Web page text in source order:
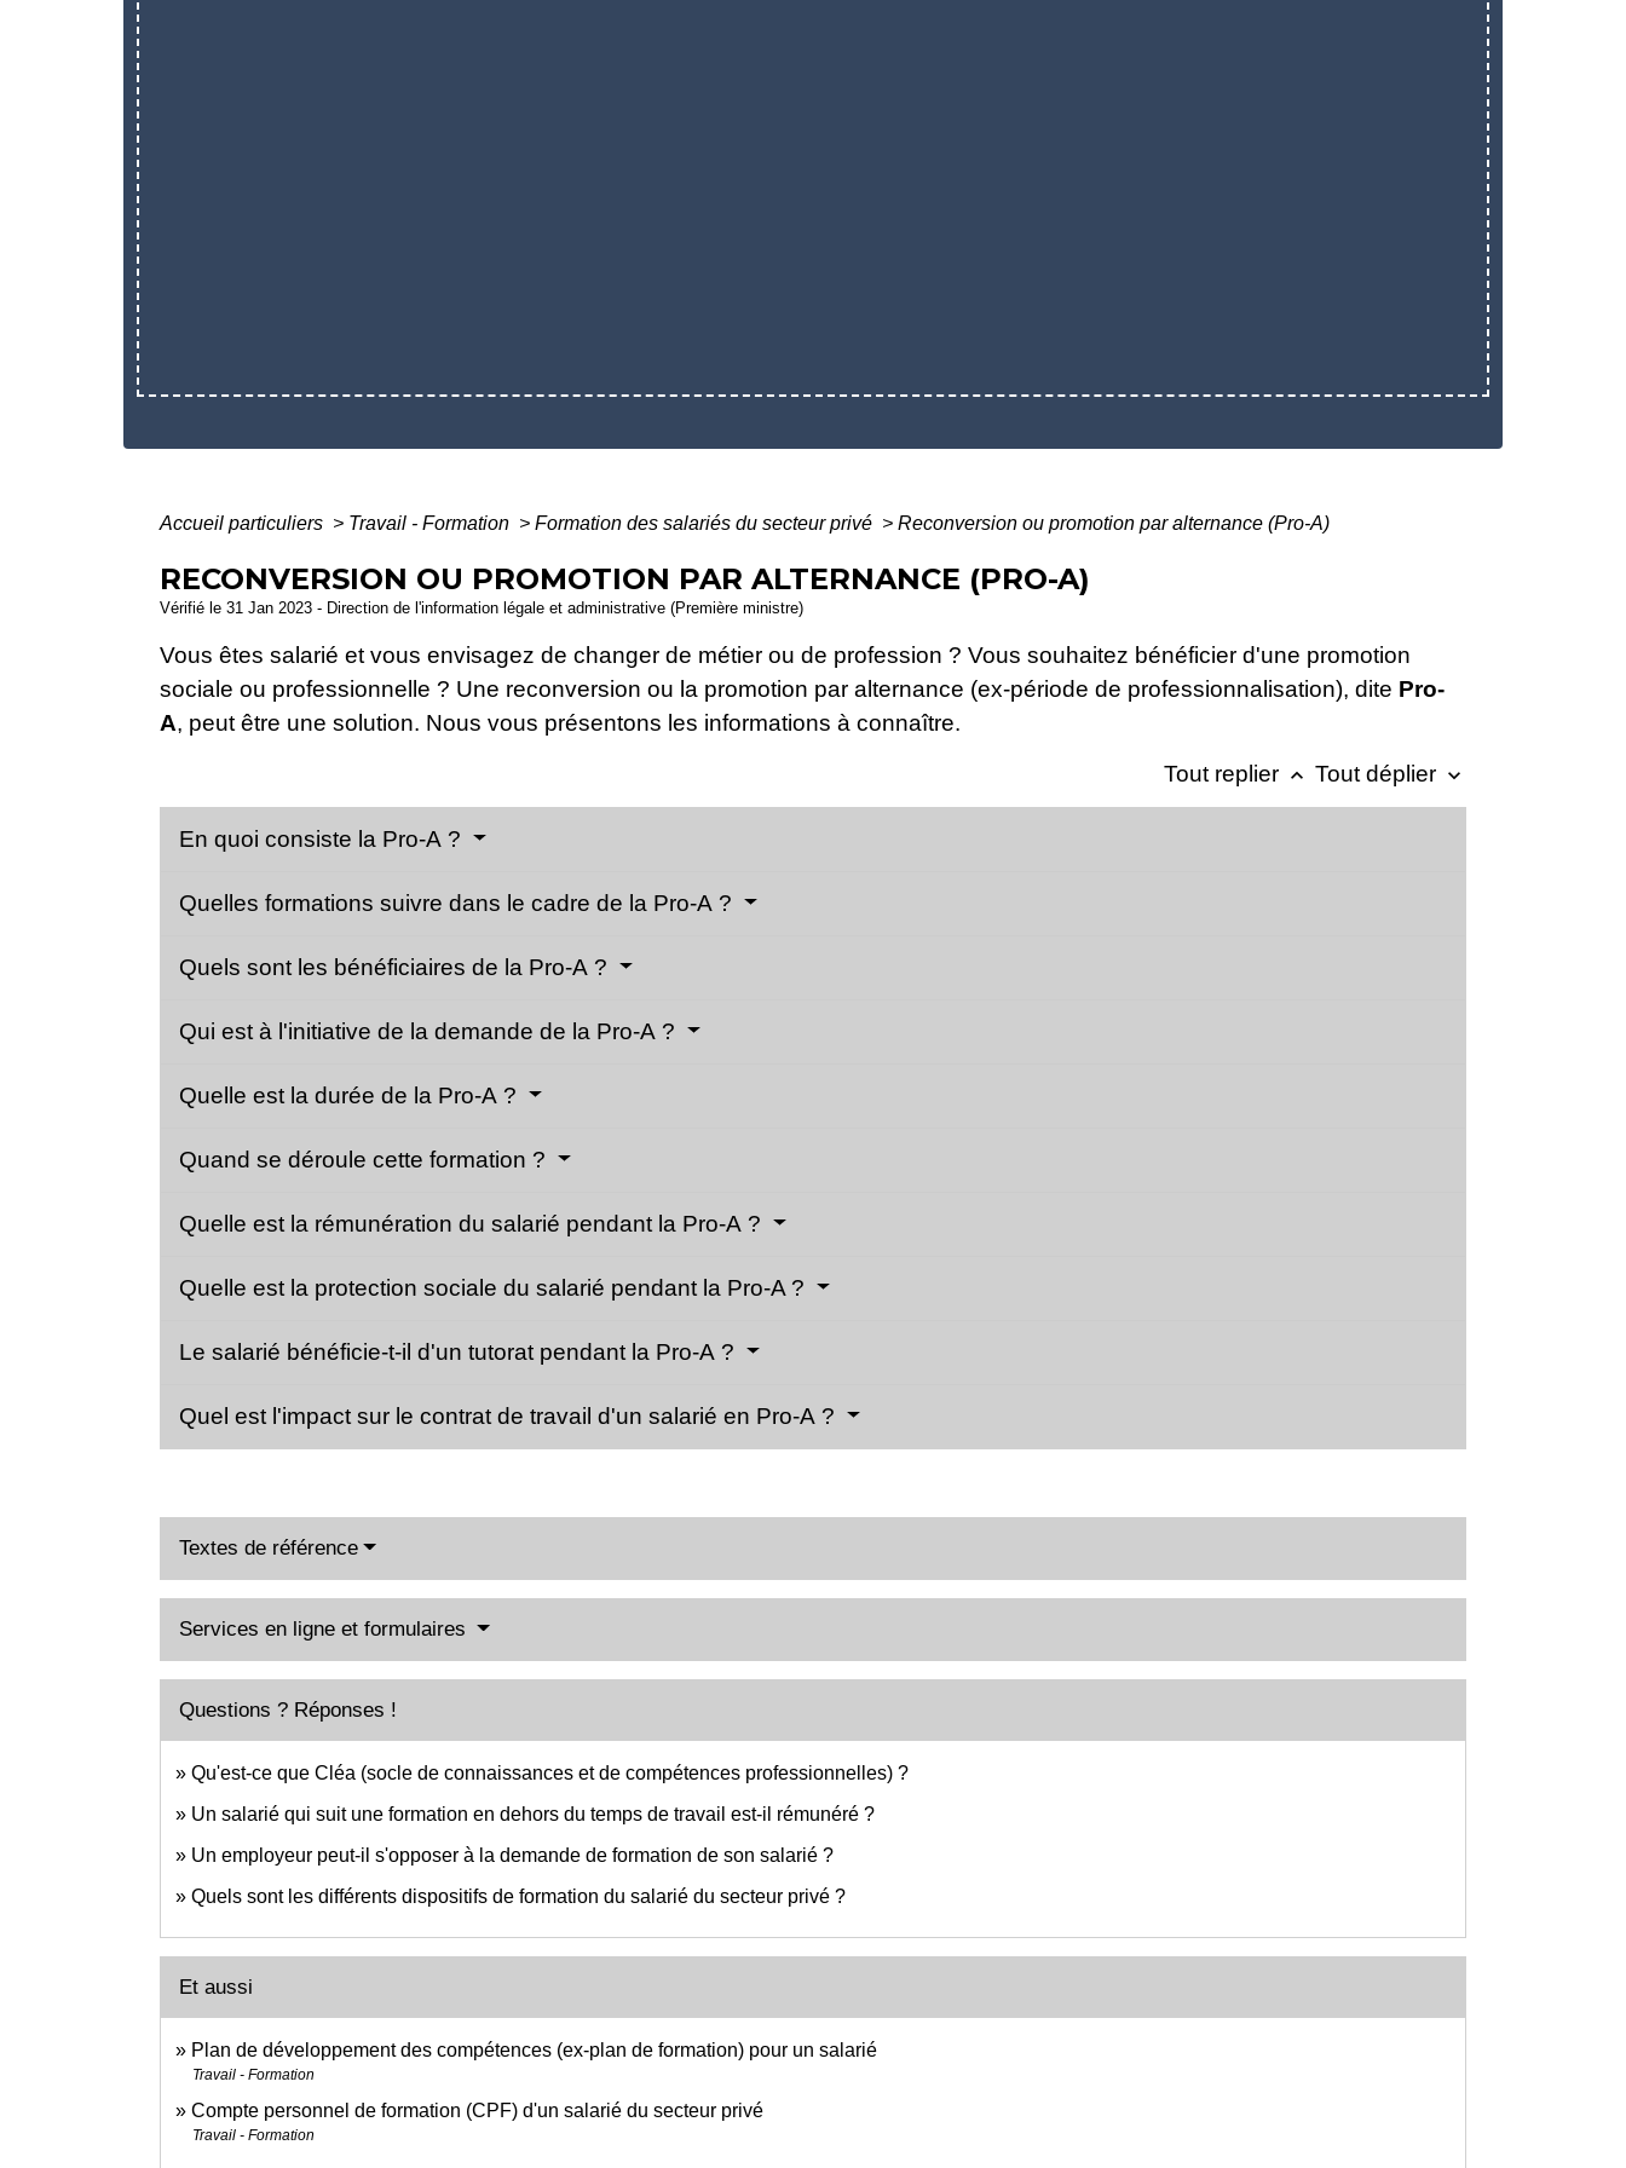
Accueil particuliers > Travail - Formation > Formation des salariés du secteur privé > Reconversion ou promotion par alternance (Pro-A)
RECONVERSION OU PROMOTION PAR ALTERNANCE (PRO-A)
Vérifié le 31 Jan 2023 - Direction de l'information légale et administrative (Première ministre)
Vous êtes salarié et vous envisagez de changer de métier ou de profession ? Vous souhaitez bénéficier d'une promotion
sociale ou professionnelle ? Une reconversion ou la promotion par alternance (ex-période de professionnalisation), dite Pro-
A, peut être une solution. Nous vous présentons les informations à connaître.
Tout replier keyboard_arrow_up Tout déplier keyboard_arrow_down
En quoi consiste la Pro-A ?
Quelles formations suivre dans le cadre de la Pro-A ?
Quels sont les bénéficiaires de la Pro-A ?
Qui est à l'initiative de la demande de la Pro-A ?
Quelle est la durée de la Pro-A ?
Quand se déroule cette formation ?
Quelle est la rémunération du salarié pendant la Pro-A ?
Quelle est la protection sociale du salarié pendant la Pro-A ?
Le salarié bénéficie-t-il d'un tutorat pendant la Pro-A ?
Quel est l'impact sur le contrat de travail d'un salarié en Pro-A ?
Textes de référence
Services en ligne et formulaires
Questions ? Réponses !
Qu'est-ce que Cléa (socle de connaissances et de compétences professionnelles) ?
Un salarié qui suit une formation en dehors du temps de travail est-il rémunéré ?
Un employeur peut-il s'opposer à la demande de formation de son salarié ?
Quels sont les différents dispositifs de formation du salarié du secteur privé ?
Et aussi
Plan de développement des compétences (ex-plan de formation) pour un salarié
Travail - Formation
Compte personnel de formation (CPF) d'un salarié du secteur privé
Travail - Formation